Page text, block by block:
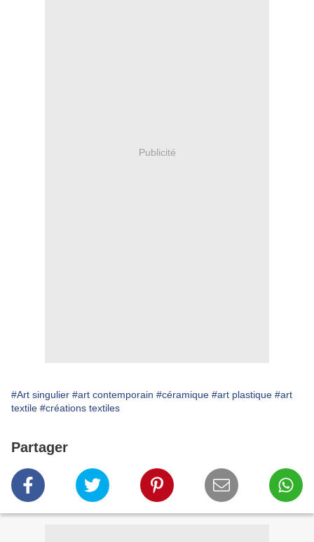
Publicité
#Art singulier #art contemporain #céramique #art plastique #art
textile #créations textiles
Partager